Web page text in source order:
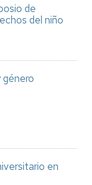
de
del niño
género
en